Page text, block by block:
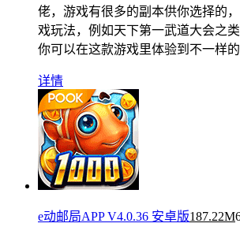
佬，游戏有很多的副本供你选择的
戏玩法，例如天下第一武道大会之类
你可以在这款游戏里体验到不一样的
详情
e动邮局APP V4.0.36 安卓版187.22M